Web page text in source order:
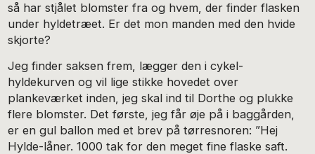
så har stjålet blomster fra og hvem, der finder flasken
under hyldetræet. Er det mon manden med den hvide
skjorte?
Jeg finder saksen frem, lægger den i cykel-
hyldekurven og vil lige stikke hovedet over
plankeværket inden, jeg skal ind til Dorthe og plukke
flere blomster. Det første, jeg får øje på i baggården,
er en gul ballon med et brev på tørresnoren: ”Hej
Hylde-låner. 1000 tak for den meget fine flaske saft.